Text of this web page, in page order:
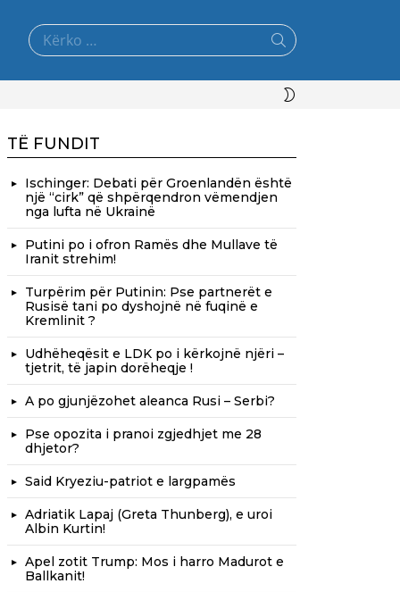
Search
for:
TË FUNDIT
Ischinger: Debati për Groenlandën është
një “cirk” që shpërqendron vëmendjen
nga lufta në Ukrainë
Putini po i ofron Ramës dhe Mullave të
Iranit strehim!
Turpërim për Putinin: Pse partnerët e
Rusisë tani po dyshojnë në fuqinë e
Kremlinit ?
Udhëheqësit e LDK po i kërkojnë njëri –
tjetrit, të japin dorëheqje !
A po gjunjëzohet aleanca Rusi – Serbi?
Pse opozita i pranoi zgjedhjet me 28
dhjetor?
Said Kryeziu-patriot e largpamës
Adriatik Lapaj (Greta Thunberg), e uroi
Albin Kurtin!
Apel zotit Trump: Mos i harro Madurot e
Ballkanit!